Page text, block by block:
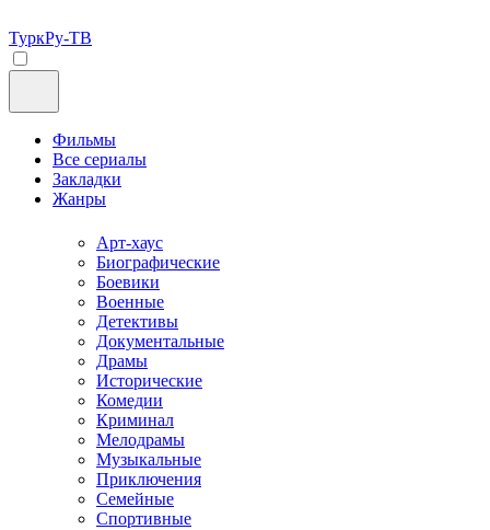
ТуркРу-ТВ
Фильмы
Все сериалы
Закладки
Жанры
Арт-хаус
Биографические
Боевики
Военные
Детективы
Документальные
Драмы
Исторические
Комедии
Криминал
Мелодрамы
Музыкальные
Приключения
Семейные
Спортивные